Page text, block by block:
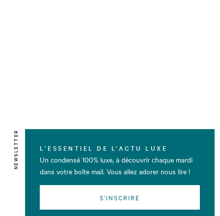
NEWSLETTER L’ESSENTIEL DE L’ACTU LUXE
Un condensé 100% luxe, à découvrir chaque mardi
dans votre boîte mail. Vous allez adorer nous lire !
S'INSCRIRE